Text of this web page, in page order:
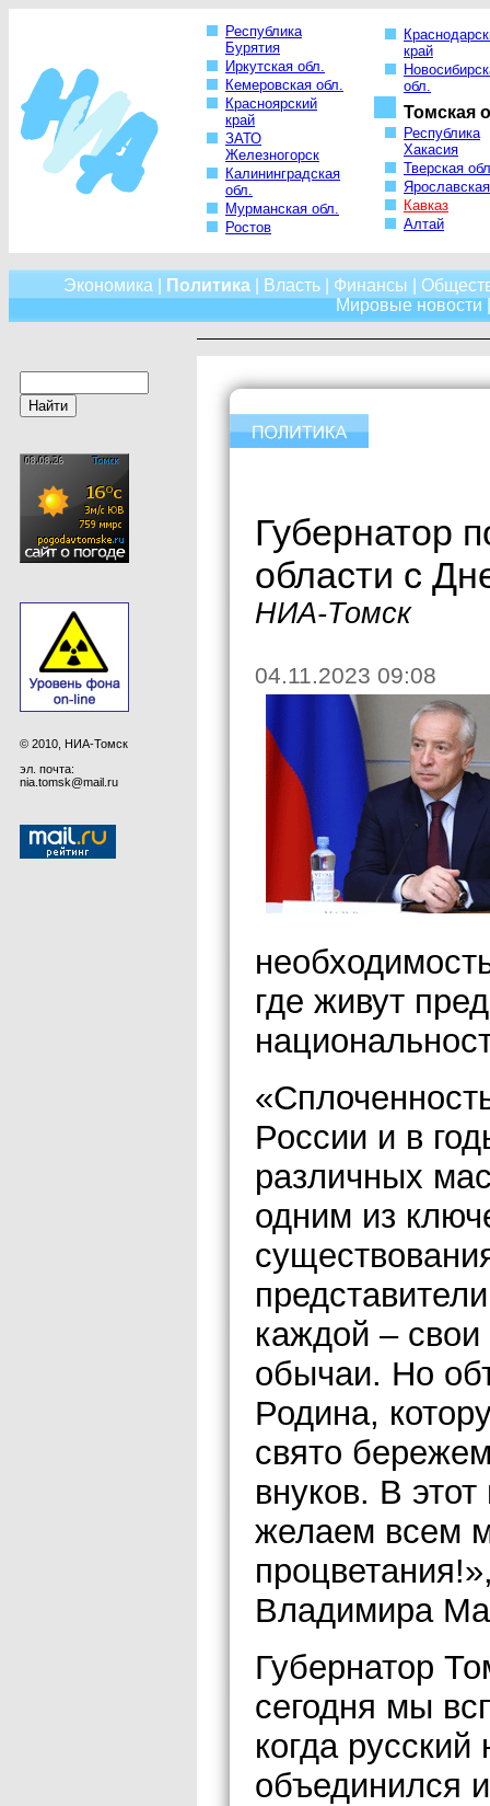
Республика
Бурятия
Иркутская обл.
Кемеровская обл.
Красноярский
край
ЗАТО
Железногорск
Калининградская
обл.
Мурманская обл.
Ростов
край
обл.
Томская
Республика
Хакасия
Тверская
Кавказ
Алтай
Экономика Политика| Власть| Финансы
Мировые новости
© 2010, НИА-Томск
эл. почта:
nia.tomsk@mail.ru
Губернатор
области с
НИА-Томск
04.11.2023 09:08
где живут
России и в
различных
одним из
каждой –
обычаи. Но
Родина,
свято
внуков. В
желаем всем
Владимира
Губернатор
сегодня мы
когда
объединился